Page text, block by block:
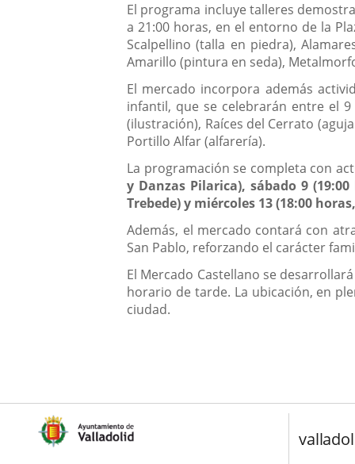
El programa incluye talleres
a 21:00 horas, en el entorno de la
Scalpellino (talla en piedra),
Amarillo (pintura en seda),
El mercado incorpora además
infantil, que se celebrarán entre el
(ilustración), Raíces del Cerrato
Portillo Alfar (alfarería).
La programación se completa con
y Danzas Pilarica), sábado 9
Trebede) y miércoles 13 (18:00
Además, el mercado contará con
San Pablo, reforzando el carácter
El Mercado Castellano se
horario de tarde. La ubicación, en
ciudad.